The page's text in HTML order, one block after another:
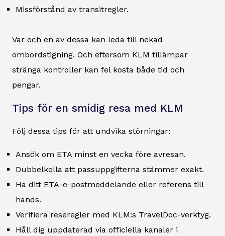
Missförstånd av transitregler.
Var och en av dessa kan leda till nekad
ombordstigning. Och eftersom KLM tillämpar
stränga kontroller kan fel kosta både tid och
pengar.
Tips för en smidig resa med KLM
Följ dessa tips för att undvika störningar:
Ansök om ETA minst en vecka före avresan.
Dubbelkolla att passuppgifterna stämmer exakt.
Ha ditt ETA-e-postmeddelande eller referens till
hands.
Verifiera reseregler med KLM:s TravelDoc-verktyg.
Håll dig uppdaterad via officiella kanaler i